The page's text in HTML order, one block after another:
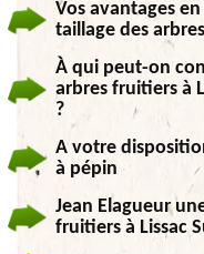
Vos avantages
taillage des
À qui peut-on
arbres fruitiers à
?
A votre
à pépin
Jean Elagueur
fruitiers à Lissac